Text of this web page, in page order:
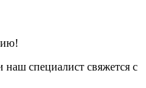
наш специалист свяжется с